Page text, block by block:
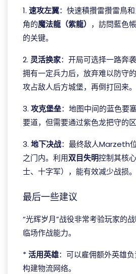
1. 速攻左翼：快速積攢雷攢雷鳥
角的魔法龍（紫龍） ，訪問藍色
的关键。
2. 灵活换家：开局可选择一路奔
拥有一定兵力后，放弃难以防守
攻占敌人后方城堡，再倒打回来。
3. 攻克堡垒：地图中间的蓝色要
要道，但需要通过紫色龙把守的区
3. 地下决战：最终敌人Marzeth
之门内。利用双目失明控制其核
士、十字军），能有效减少战损。
最后一些建议
“光辉岁月”战役非常考验玩家的
临场作战能力。
*活用英雄：可以雇佣额外英雄负
构建物流网络。